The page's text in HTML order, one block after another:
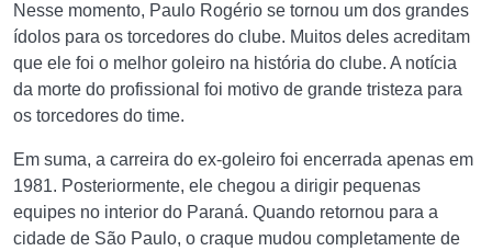
Nesse momento, Paulo Rogério se tornou um dos grandes
ídolos para os torcedores do clube. Muitos deles acreditam
que ele foi o melhor goleiro na história do clube. A notícia
da morte do profissional foi motivo de grande tristeza para
os torcedores do time.
Em suma, a carreira do ex-goleiro foi encerrada apenas em
1981. Posteriormente, ele chegou a dirigir pequenas
equipes no interior do Paraná. Quando retornou para a
cidade de São Paulo, o craque mudou completamente de